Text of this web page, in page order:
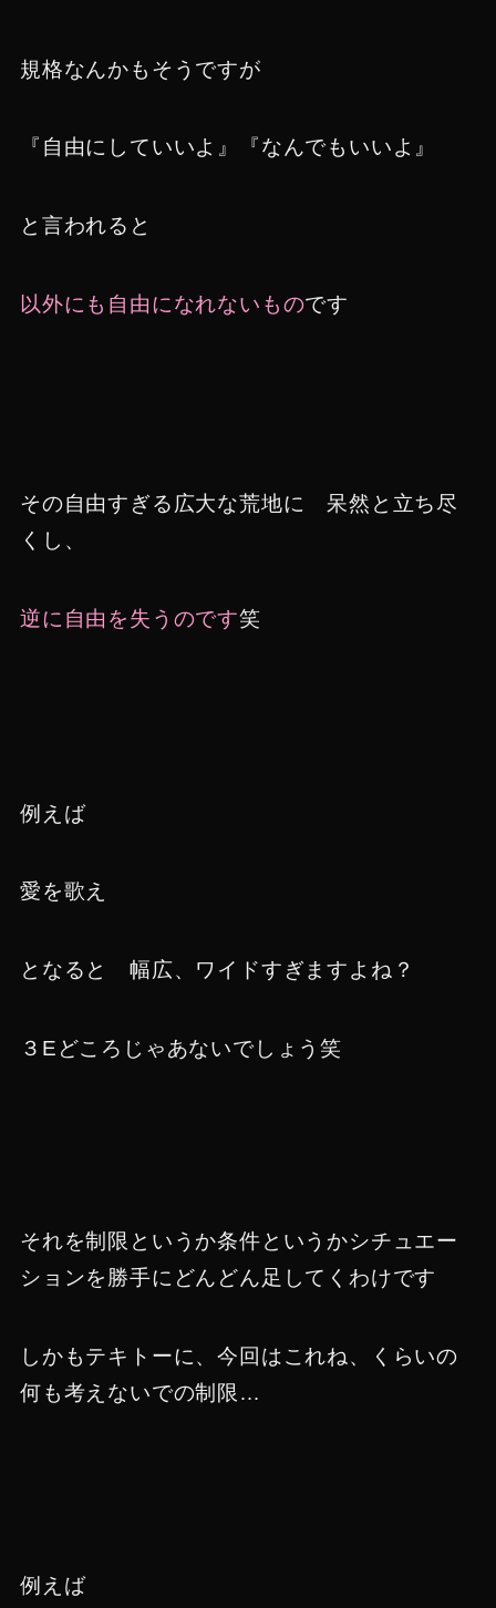
規格なんかもそうですが
『自由にしていいよ』『なんでもいいよ』
と言われると
以外にも自由になれないものです
その自由すぎる広大な荒地に 呆然と立ち尽
くし、
逆に自由を失うのです笑
例えば
愛を歌え
となると 幅広、ワイドすぎますよね？
３Eどころじゃあないでしょう笑
それを制限というか条件というかシチュエー
ションを勝手にどんどん足してくわけです
しかもテキトーに、今回はこれね、くらいの
何も考えないでの制限…
例えば